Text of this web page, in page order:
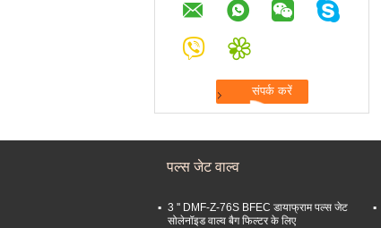
पल्स जेट वाल्व
3 '' DMF-Z-76S BFEC डायाफ्राम पल्स जेट
सोलेनॉइड वाल्व बैग फिल्टर के लिए